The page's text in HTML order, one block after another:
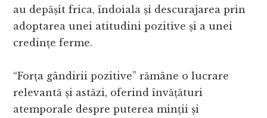
au depășit frica, îndoiala și descurajarea prin
adoptarea unei atitudini pozitive și a unei
credințe ferme.
“Forța gândirii pozitive” rămâne o lucrare
relevantă și astăzi, oferind învățături
atemporale despre puterea minții și